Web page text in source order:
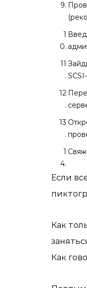
Если
Как
Как